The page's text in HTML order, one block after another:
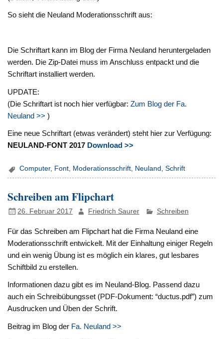
So sieht die Neuland Moderationsschrift aus:
Die Schriftart kann im Blog der Firma Neuland heruntergeladen
werden. Die Zip-Datei muss im Anschluss entpackt und die
Schriftart installiert werden.
UPDATE:
(Die Schriftart ist noch hier verfügbar:Zum Blog der Fa.
Neuland >>)
Eine neue Schriftart (etwas verändert) steht hier zur Verfügung:
NEULAND-FONT 2017 Download >>
Computer, Font, Moderationsschrift, Neuland ,Schrift
Schreiben am Flipchart
26. Februar 2017 Friedrich Saurer Schreiben
Für das Schreiben am Flipchart hat die Firma Neuland eine
Moderationsschrift entwickelt. Mit der Einhaltung einiger Regeln
und ein wenig Übung ist es möglich ein klares, gut lesbares
Schiftbild zu erstellen.
Informationen dazu gibt es im Neuland-Blog. Passend dazu
auch ein Schreibübungsset (PDF-Dokument: “ductus.pdf”) zum
Ausdrucken und Üben der Schrift.
Beitrag im Blog der Fa. Neuland >>